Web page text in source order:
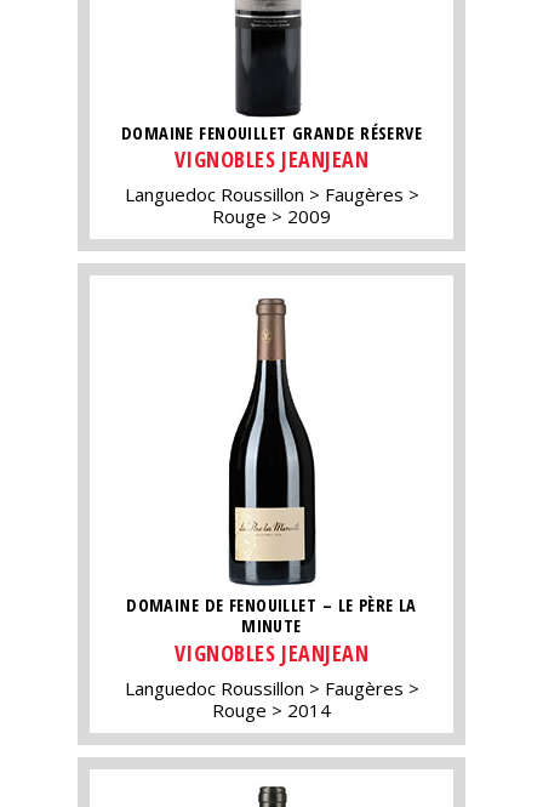
DOMAINE FENOUILLET GRANDE RÉSERVE
VIGNOBLES JEANJEAN
Languedoc Roussillon
Faugères
Rouge
2009
DOMAINE DE FENOUILLET – LE PÈRE LA
MINUTE
VIGNOBLES JEANJEAN
Languedoc Roussillon
Faugères
Rouge
2014